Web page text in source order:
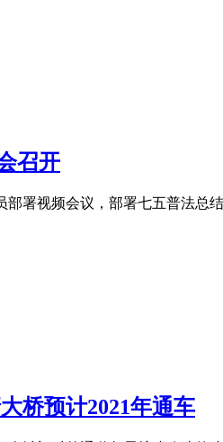
召开
署视频会议，部署七五普法总
桥预计2021年通车